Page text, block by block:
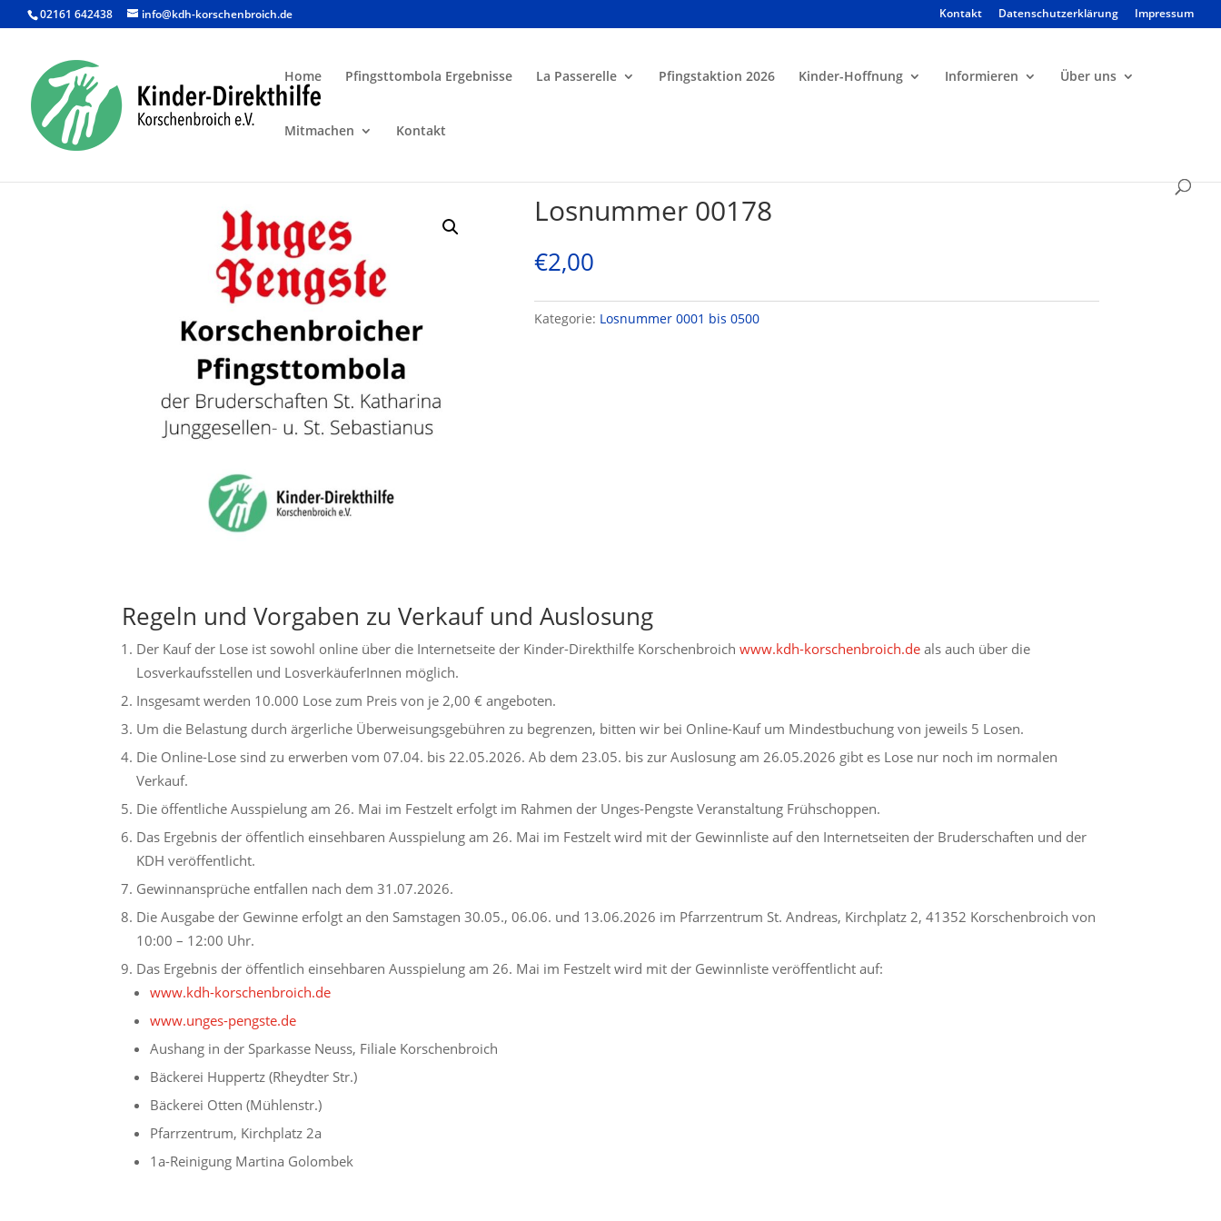
02161 642438 info@kdh-korschenbroich.de Kontakt Datenschutzerklärung Impressum
Home Pfingsttombola Ergebnisse La Passerelle Pfingstaktion 2026 Kinder-Hoffnung Informieren Über uns
Mitmachen Kontakt
Products
Losnummer 00178
€2,00
Kategorie: Losnummer 0001 bis 0500
Regeln und Vorgaben zu Verkauf und Auslosung
Der Kauf der Lose ist sowohl online über die Internetseite der Kinder-Direkthilfe Korschenbroichwww.kdh-korschenbroich.de als auch über die
Losverkaufsstellen und LosverkäuferInnen möglich.
Insgesamt werden 10.000 Lose zum Preis von je 2,00 € angeboten.
Um die Belastung durch ärgerliche Überweisungsgebühren zu begrenzen, bitten wir bei Online-Kauf um Mindestbuchung von jeweils 5 Losen.
Die Online-Lose sind zu erwerben vom 07.04. bis 22.05.2026. Ab dem 23.05. bis zur Auslosung am 26.05.2026 gibt es Lose nur noch im normalen
Verkauf.
Die öffentliche Ausspielung am 26. Mai im Festzelt erfolgt im Rahmen der Unges-Pengste Veranstaltung Frühschoppen.
Das Ergebnis der öffentlich einsehbaren Ausspielung am 26. Mai im Festzelt wird mit der Gewinnliste auf den Internetseiten der Bruderschaften und der
KDH veröffentlicht.
Gewinnansprüche entfallen nach dem 31.07.2026.
Die Ausgabe der Gewinne erfolgt an den Samstagen 30.05., 06.06. und 13.06.2026 im Pfarrzentrum St. Andreas, Kirchplatz 2, 41352 Korschenbroich von
10:00 – 12:00 Uhr.
Das Ergebnis der öffentlich einsehbaren Ausspielung am 26. Mai im Festzelt wird mit der Gewinnliste veröffentlicht auf:
www.kdh-korschenbroich.de
www.unges-pengste.de
Aushang in der Sparkasse Neuss, Filiale Korschenbroich
Bäckerei Huppertz (Rheydter Str.)
Bäckerei Otten (Mühlenstr.)
Pfarrzentrum, Kirchplatz 2a
1a-Reinigung Martina Golombek